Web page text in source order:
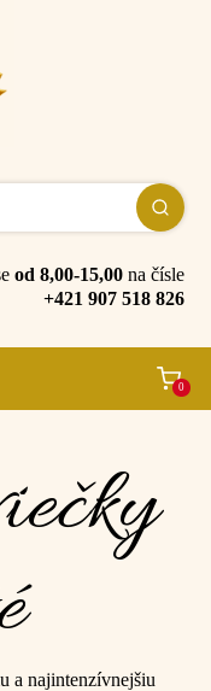
od 8,00-15,00na čísle
+421 907 518 826
0
a najintenzívnejšiu